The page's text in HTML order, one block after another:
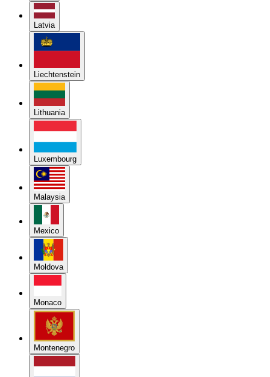
Latvia
Liechtenstein
Lithuania
Luxembourg
Malaysia
Mexico
Moldova
Monaco
Montenegro